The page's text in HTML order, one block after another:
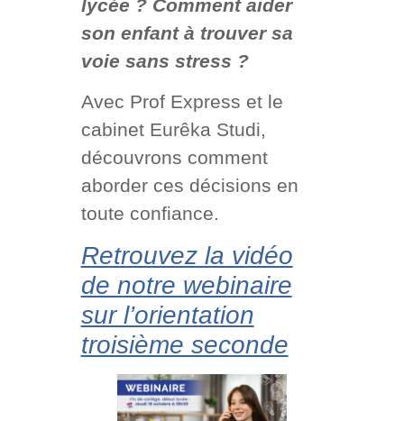
lycée ? Comment aider
son enfant à trouver sa
voie sans stress ?
Avec Prof Express et le
cabinet Eurêka Studi,
découvrons comment
aborder ces décisions en
toute confiance.
Retrouvez la vidéo
de notre webinaire
sur l’orientation
troisième seconde